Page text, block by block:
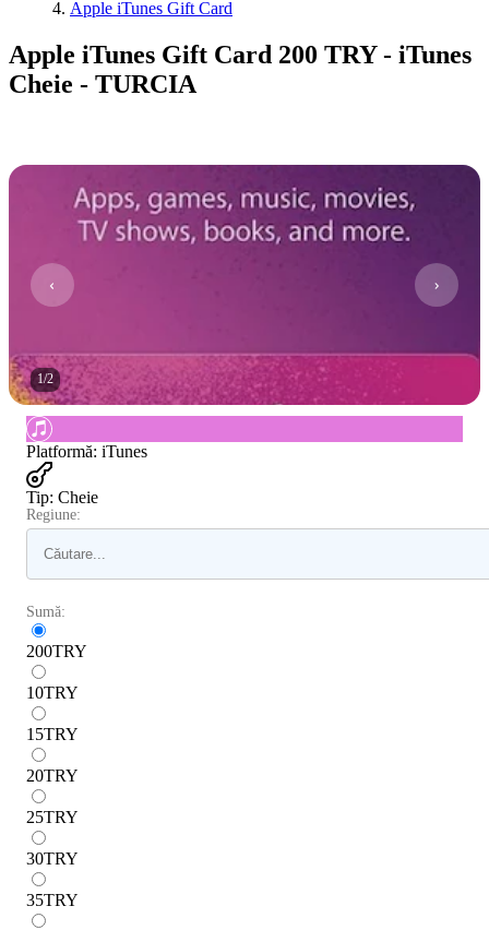
Apple iTunes Gift Card
Apple iTunes Gift Card 200 TRY - iTunes
Cheie - TURCIA
1/2
Platformă: iTunes
Tip: Cheie
Regiune:
Sumă:
200TRY
10TRY
15TRY
20TRY
25TRY
30TRY
35TRY